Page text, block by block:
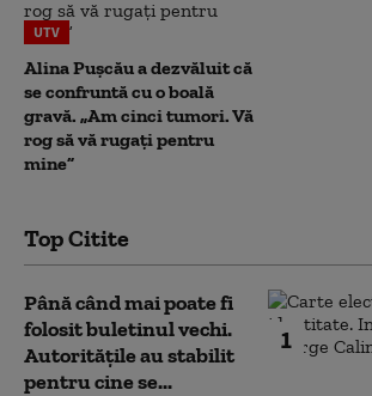
UTV
Alina Pușcău a dezvăluit că
se confruntă cu o boală
gravă. „Am cinci tumori. Vă
rog să vă rugați pentru
mine”
Top Citite
1
Până când mai poate fi
folosit buletinul vechi.
Autoritățile au stabilit
pentru cine se...